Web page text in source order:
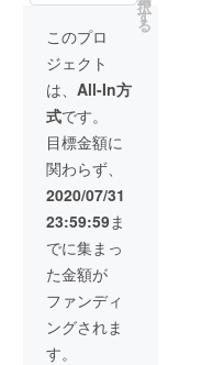
ざいま
す。ご
了承く
ださ
い。 ※
ご注文
状況、
製造工
程上の
都合等
により
出荷時
期が遅
れる場
合があ
りま
す。
上した
場合、
正規販
売価格
が販売
予定価
格より
下がる
可能性
もござ
いま
す。 ※
製品又
はパッ
ケージ
デザイ
ン・仕
様は変
更にな
択
す
る
このプロ
ジェクト
は、 All-In方
式です。
目標金額に
関わらず、
2020/07/31
23:59:59ま
でに集まっ
た金額が
ファンディ
ングされま
す。